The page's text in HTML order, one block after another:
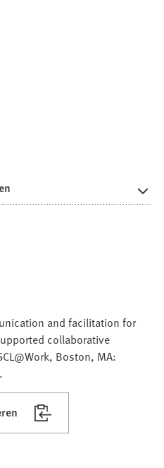
and facilitation for
collaborative
Boston, MA: